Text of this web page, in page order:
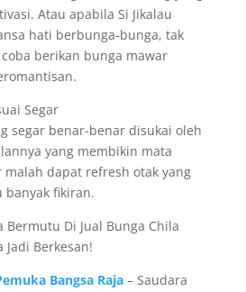
Atau apabila Si Jikalau
hati berbunga-bunga, tak
berikan bunga mawar
Segar
segar benar-benar disukai oleh
yang membikin mata
dapat refresh otak yang
banyak fikiran.
Di Jual Bunga Chila
Jadi Berkesan!
Bangsa Raja– Saudara